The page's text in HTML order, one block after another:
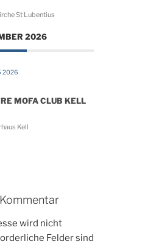
St Lubentius
2026
2026
MOFA CLUB KELL
Kell
wird nicht
Felder sind